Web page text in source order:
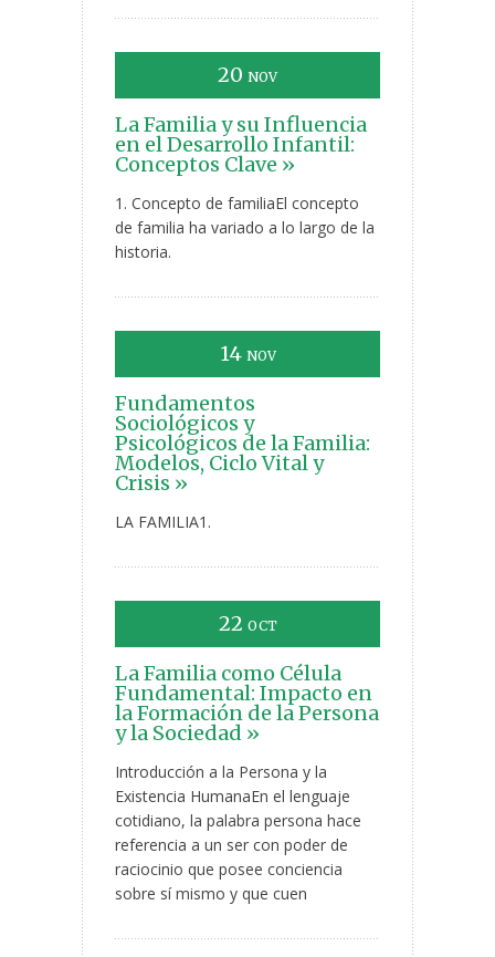
20 NOV
La Familia y su Influencia
en el Desarrollo Infantil:
Conceptos Clave »
1. Concepto de familiaEl concepto
de familia ha variado a lo largo de la
historia.
14 NOV
Fundamentos
Sociológicos y
Psicológicos de la Familia:
Modelos, Ciclo Vital y
Crisis »
LA FAMILIA1.
22 OCT
La Familia como Célula
Fundamental: Impacto en
la Formación de la Persona
y la Sociedad »
Introducción a la Persona y la
Existencia HumanaEn el lenguaje
cotidiano, la palabra persona hace
referencia a un ser con poder de
raciocinio que posee conciencia
sobre sí mismo y que cuen